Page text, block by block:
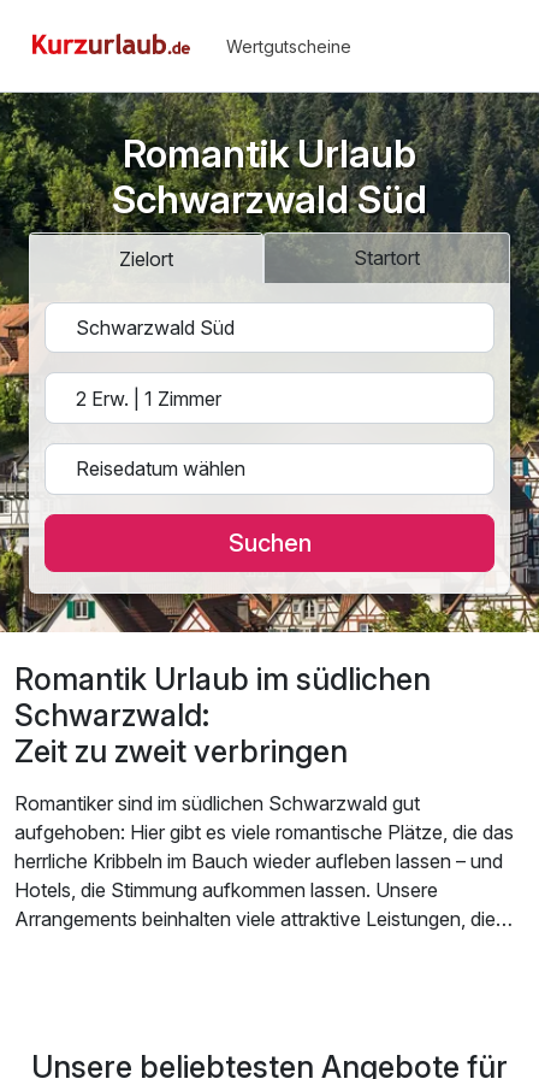
Wertgutscheine
Romantik Urlaub
Schwarzwald Süd
Zielort Startort
Suchen
Romantik Urlaub im südlichen
Schwarzwald:
Zeit zu zweit verbringen
Romantiker sind im südlichen Schwarzwald gut
aufgehoben: Hier gibt es viele romantische Plätze, die das
herrliche Kribbeln im Bauch wieder aufleben lassen – und
Hotels, die Stimmung aufkommen lassen. Unsere
Arrangements beinhalten viele attraktive Leistungen, die
Willkommenspräsente oder Wellnessleistungen, die Ihnen
Unsere beliebtesten Angebote für